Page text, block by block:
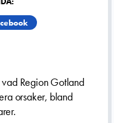
vad Region Gotland
orsaker, bland